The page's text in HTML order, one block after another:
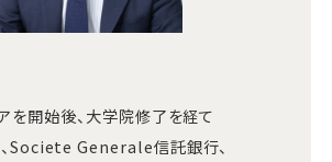
を開始後、大学院修了を経て
Societe Generale信託銀行、